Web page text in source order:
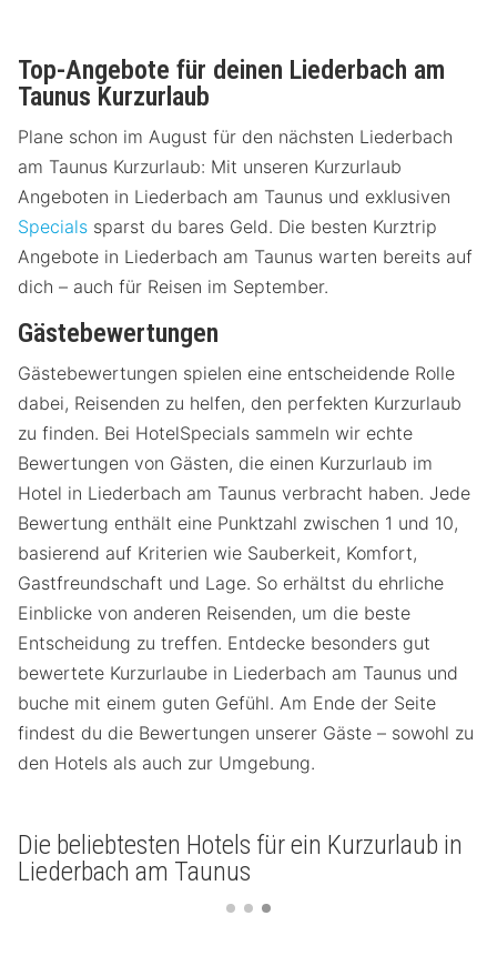
Top-Angebote für deinen Liederbach am
Taunus Kurzurlaub
Plane schon im August für den nächsten Liederbach
am Taunus Kurzurlaub: Mit unseren Kurzurlaub
Angeboten in Liederbach am Taunus und exklusiven
Specials sparst du bares Geld. Die besten Kurztrip
Angebote in Liederbach am Taunus warten bereits auf
dich – auch für Reisen im September.
Gästebewertungen
Gästebewertungen spielen eine entscheidende Rolle
dabei, Reisenden zu helfen, den perfekten Kurzurlaub
zu finden. Bei HotelSpecials sammeln wir echte
Bewertungen von Gästen, die einen Kurzurlaub im
Hotel in Liederbach am Taunus verbracht haben. Jede
Bewertung enthält eine Punktzahl zwischen 1 und 10,
basierend auf Kriterien wie Sauberkeit, Komfort,
Gastfreundschaft und Lage. So erhältst du ehrliche
Einblicke von anderen Reisenden, um die beste
Entscheidung zu treffen. Entdecke besonders gut
bewertete Kurzurlaube in Liederbach am Taunus und
buche mit einem guten Gefühl. Am Ende der Seite
findest du die Bewertungen unserer Gäste – sowohl zu
den Hotels als auch zur Umgebung.
Die beliebtesten Hotels für ein Kurzurlaub in
Liederbach am Taunus